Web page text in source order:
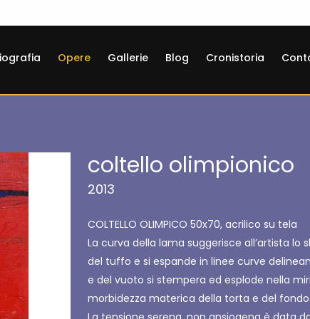
Opere Gallerie Blog Cronistoria
coltello olimpionico
2013
COLTELLO OLIMPICO 50x70, acrilico su tela
La curva della lama suggerisce all’artista lo
del tuffo e si espande in linee curve
e del vuoto si stempera ed esplode nella
morbidezza materica della torta e del